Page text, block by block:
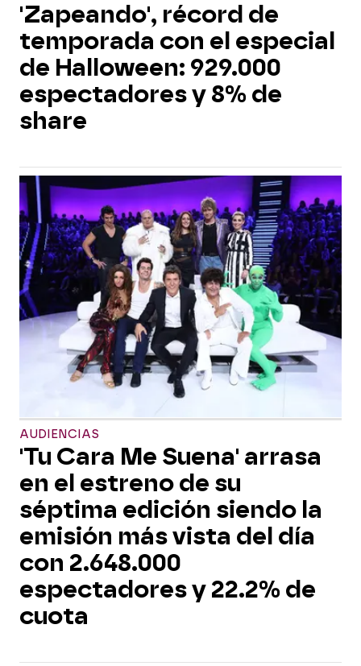
'Zapeando', récord de
temporada con el especial
de Halloween: 929.000
espectadores y 8% de
share
AUDIENCIAS
'Tu Cara Me Suena' arrasa
en el estreno de su
séptima edición siendo la
emisión más vista del día
con 2.648.000
espectadores y 22.2% de
cuota